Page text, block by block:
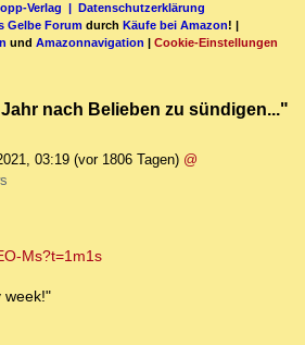
Verlag | Datenschutzerklärung
Gelbe Forum durch Käufe bei Amazon! |
und Amazonnavigation | Cookie-Einstellungen
nach Belieben zu sündigen..."
03:19 (vor 1806 Tagen) @
Ms?t=1m1s
week!"